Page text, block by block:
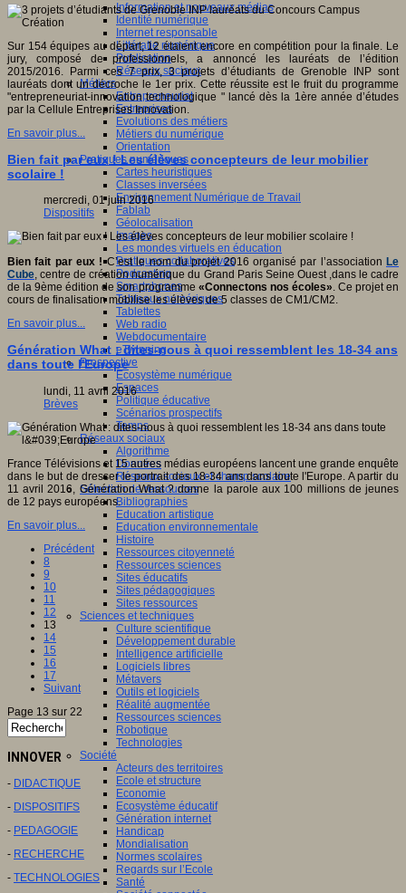
Information et nouveaux médias
Identité numérique
Internet responsable
Littératie numérique
Publication
Réseaux sociaux
Métiers
Entrepreneuriat
Entreprises
Evolutions des métiers
Métiers du numérique
Orientation
Pratiques numériques
Cartes heuristiques
Classes inversées
Environnement Numérique de Travail
Fablab
Géolocalisation
Images
Les mondes virtuels en éducation
Pratiques collaboratives
Podcasting
Smartphones
Tableaux numériques
Tablettes
Web radio
Webdocumentaire
eTwinning
Prospective
Ecosystème numérique
Espaces
Politique éducative
Scénarios prospectifs
Temps
Réseaux sociaux
Algorithme
Données
Réseaux sociaux et champ scolaire
Sélection de ressources
Bibliographies
Education artistique
Education environnementale
Histoire
Ressources citoyenneté
Ressources sciences
Sites éducatifs
Sites pédagogiques
Sites ressources
Sciences et techniques
Culture scientifique
Développement durable
Intelligence artificielle
Logiciels libres
Métavers
Outils et logiciels
Réalité augmentée
Ressources sciences
Robotique
Technologies
Société
Acteurs des territoires
Ecole et structure
Economie
Ecosystème éducatif
Génération internet
Handicap
Mondialisation
Normes scolaires
Regards sur l’Ecole
Santé
Sur 154 équipes au départ, 12 étaient encore en compétition pour la finale. Le
jury, composé de professionnels, a annoncé les lauréats de l’édition
2015/2016. Parmi ces 7 prix, 3 projets d’étudiants de Grenoble INP sont
lauréats dont un décroche le 1er prix. Cette réussite est le fruit du programme
"entrepreneuriat-innovation technologique " lancé dès la 1ère année d’études
par la Cellule Entreprises Innovation.
En savoir plus...
Bien fait par eux ! Les élèves concepteurs de leur mobilier
scolaire !
mercredi, 01 juin 2016
Dispositifs
Bien fait par eux !C’est le nom du projet 2016 organisé par l’association Le
Cube, centre de création numérique du Grand Paris Seine Ouest ,dans le cadre
de la 9ème édition de son programme «Connectons nos écoles». Ce projet en
cours de finalisation mobilise les élèves de 5 classes de CM1/CM2.
En savoir plus...
Génération What : dites-nous à quoi ressemblent les 18-34 ans
dans toute l'Europe
lundi, 11 avril 2016
Brèves
France Télévisions et 15 autres médias européens lancent une grande enquête
dans le but de dresser le portrait des 18-34 ans dans toute l'Europe. A partir du
11 avril 2016, Génération What ? donne la parole aux 100 millions de jeunes
de 12 pays européens.
En savoir plus...
Précédent
8
9
10
11
12
13
14
15
16
17
Suivant
Page 13 sur 22
INNOVER
- DIDACTIQUE
- DISPOSITIFS
- PEDAGOGIE
- RECHERCHE
- TECHNOLOGIES